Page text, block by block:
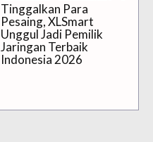
Tinggalkan Para
Pesaing, XLSmart
Unggul Jadi Pemilik
Jaringan Terbaik
Indonesia 2026